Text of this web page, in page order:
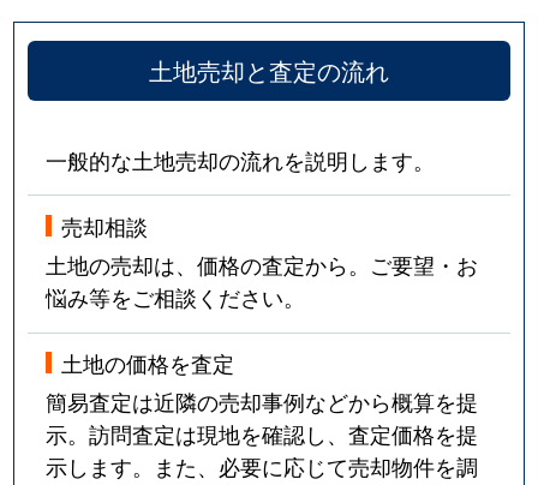
土地売却と査定の流れ
一般的な土地売却の流れを説明します。
売却相談
土地の売却は、価格の査定から。ご要望・お
悩み等をご相談ください。
土地の価格を査定
簡易査定は近隣の売却事例などから概算を提
示。訪問査定は現地を確認し、査定価格を提
示します。また、必要に応じて売却物件を調